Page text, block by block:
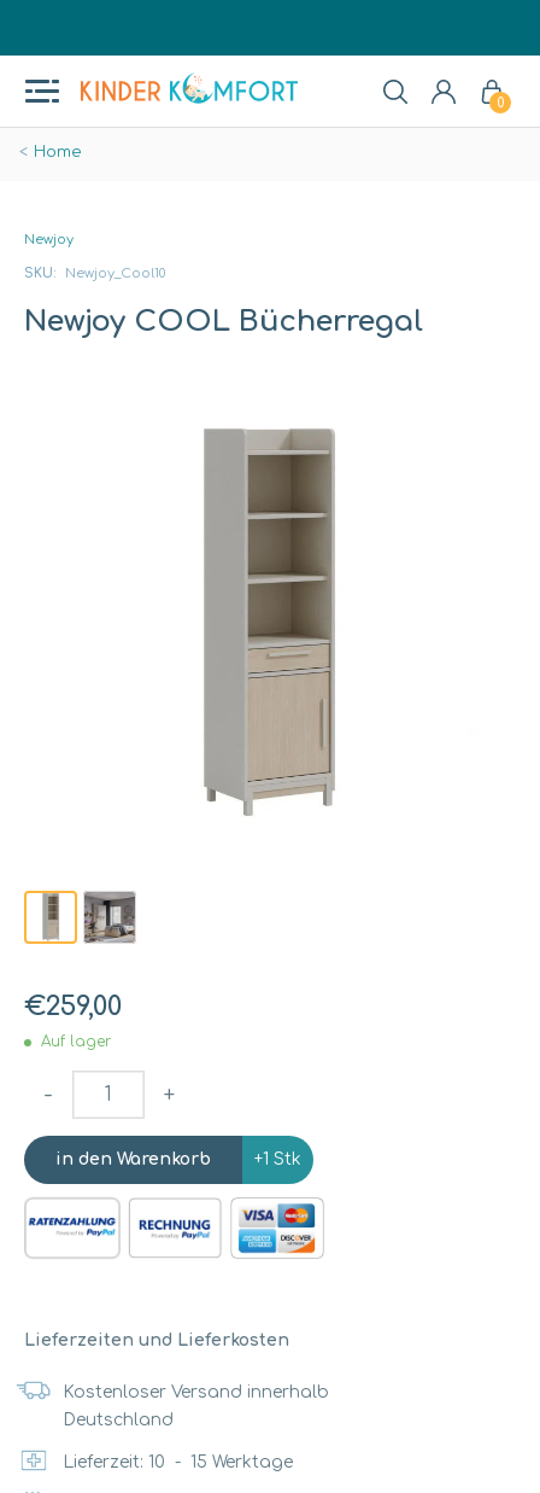
0
Home
Newjoy COOL Bücherregal
Newjoy
SKU: Newjoy_Cool10
€259,00
Auf lager
- +
+1 Stk
Lieferzeiten und Lieferkosten
Kostenloser Versand innerhalb
Deutschland
Lieferzeit: 10 - 15 Werktage